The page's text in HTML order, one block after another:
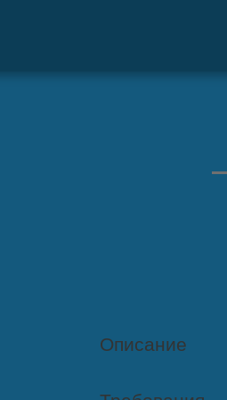
Описание